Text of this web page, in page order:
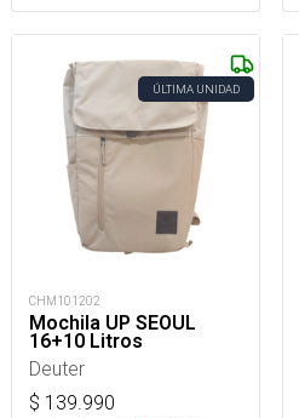
ÚLTIMA UNIDAD
CHM101202
Mochila UP SEOUL
16+10 Litros
Deuter
$ 139.990